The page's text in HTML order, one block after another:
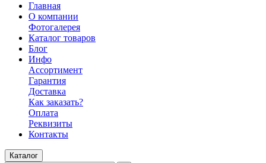
Главная
О компании
Фотогалерея
Каталог товаров
Блог
Инфо
Ассортимент
Гарантия
Доставка
Как заказать?
Оплата
Реквизиты
Контакты
Каталог